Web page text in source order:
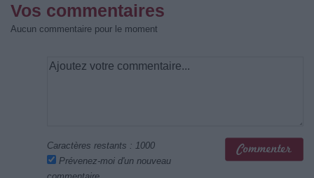
Vos commentaires
Aucun commentaire pour le moment
Caractères restants : 1000
Prévenez-moi d'un nouveau